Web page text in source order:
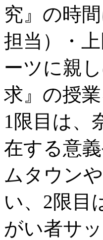
究』の時
担当）・
ーツに親
求』の授
1限目は、
在する意
ムタウン
い、2限目
がい者サ